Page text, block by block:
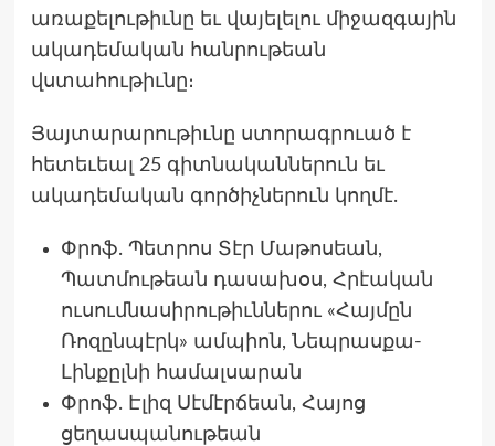
առաքելութիւնը եւ վայելելու միջազգային
ակադեմական հանրութեան
վստահութիւնը։
Յայտարարութիւնը ստորագրուած է
հետեւեալ 25 գիտնականներուն եւ
ակադեմական գործիչներուն կողմէ.
Փրոֆ. Պետրոս Տէր Մաթոսեան,
Պատմութեան դասախօս, Հրէական
ուսումնասիրութիւններու «Հայմըն
Ռոզընպէրկ» ամպիոն, Նեպրասքա-
Լինքըլնի համալսարան
Փրոֆ. Էլիզ Սէմէրճեան, Հայոց
ցեղասպանութեան